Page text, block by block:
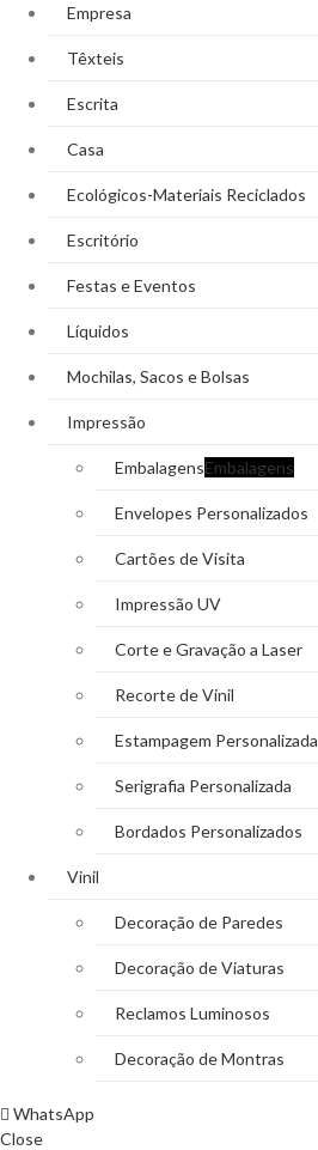
Empresa
Têxteis
Escrita
Casa
Ecológicos-Materiais Reciclados
Escritório
Festas e Eventos
Líquidos
Mochilas, Sacos e Bolsas
Impressão
EmbalagensEmbalagens
Envelopes Personalizados
Cartões de Visita
Impressão UV
Corte e Gravação a Laser
Recorte de Vinil
Estampagem Personalizada
Serigrafia Personalizada
Bordados Personalizados
Vinil
Decoração de Paredes
Decoração de Viaturas
Reclamos Luminosos
Decoração de Montras
WhatsApp
Close